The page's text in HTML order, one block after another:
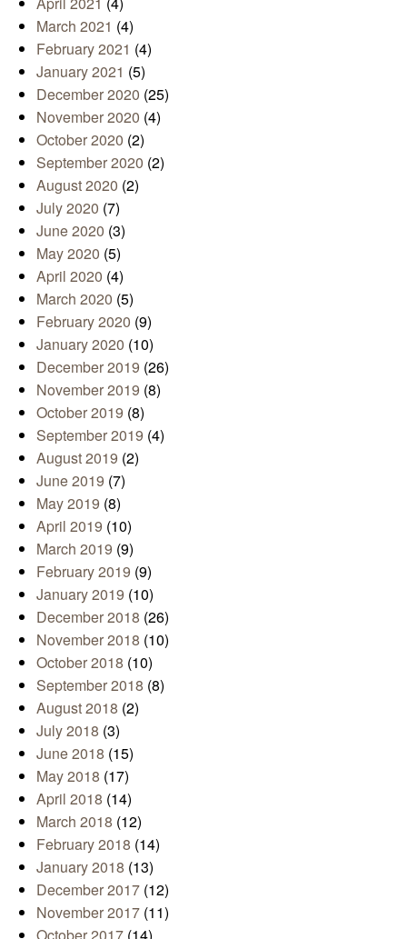
March 2021 (4)
February 2021 (4)
January 2021 (5)
December 2020 (25)
November 2020 (4)
October 2020 (2)
September 2020 (2)
August 2020 (2)
July 2020 (7)
June 2020 (3)
May 2020 (5)
April 2020 (4)
March 2020 (5)
February 2020 (9)
January 2020 (10)
December 2019 (26)
November 2019 (8)
October 2019 (8)
September 2019 (4)
August 2019 (2)
June 2019 (7)
May 2019 (8)
April 2019 (10)
March 2019 (9)
February 2019 (9)
January 2019 (10)
December 2018 (26)
November 2018 (10)
October 2018 (10)
September 2018 (8)
August 2018 (2)
July 2018 (3)
June 2018 (15)
May 2018 (17)
April 2018 (14)
March 2018 (12)
February 2018 (14)
January 2018 (13)
December 2017 (12)
November 2017 (11)